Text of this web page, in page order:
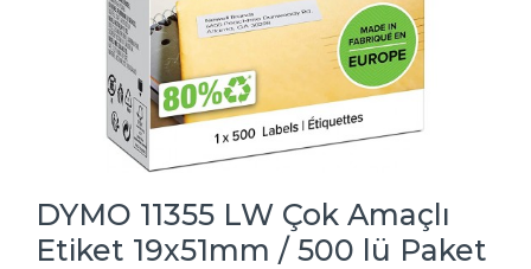
DYMO 11355 LW Çok Amaçlı
Etiket 19x51mm / 500 lü Paket